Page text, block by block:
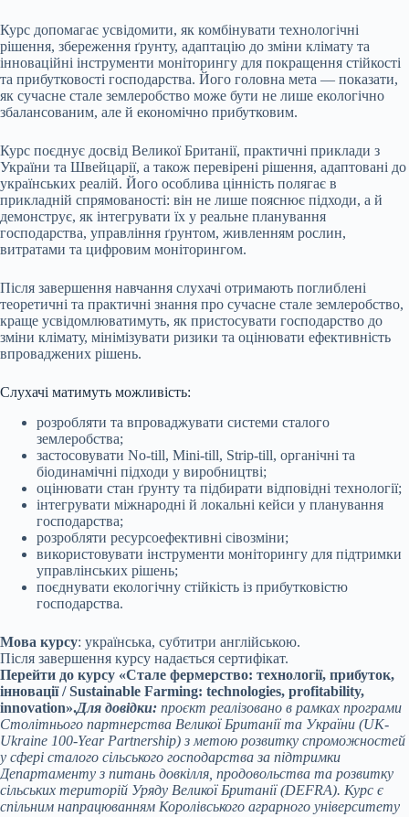
Курс допомагає усвідомити, як комбінувати технологічні
рішення, збереження ґрунту, адаптацію до зміни клімату та
інноваційні інструменти моніторингу для покращення стійкості
та прибутковості господарства. Його головна мета — показати,
як сучасне стале землеробство може бути не лише екологічно
збалансованим, але й економічно прибутковим.
Курс поєднує досвід Великої Британії, практичні приклади з
України та Швейцарії, а також перевірені рішення, адаптовані до
українських реалій. Його особлива цінність полягає в
прикладній спрямованості: він не лише пояснює підходи, а й
демонструє, як інтегрувати їх у реальне планування
господарства, управління ґрунтом, живленням рослин,
витратами та цифровим моніторингом.
Після завершення навчання слухачі отримають поглиблені
теоретичні та практичні знання про сучасне стале землеробство,
краще усвідомлюватимуть, як пристосувати господарство до
зміни клімату, мінімізувати ризики та оцінювати ефективність
впроваджених рішень.
Слухачі матимуть можливість:
розробляти та впроваджувати системи сталого
землеробства;
застосовувати No-till, Mini-till, Strip-till, органічні та
біодинамічні підходи у виробництві;
оцінювати стан ґрунту та підбирати відповідні технології;
інтегрувати міжнародні й локальні кейси у планування
господарства;
розробляти ресурсоефективні сівозміни;
використовувати інструменти моніторингу для підтримки
управлінських рішень;
поєднувати екологічну стійкість із прибутковістю
господарства.
Мова курсу: українська, субтитри англійською.
Після завершення курсу надається сертифікат.
Перейти до курсу «Стале фермерство: технології, прибуток,
інновації / Sustainable Farming: technologies, profitability,
innovation».Для довідки: проєкт реалізовано в рамках програми
Столітнього партнерства Великої Британії та України (UK-
Ukraine 100-Year Partnership) з метою розвитку спроможностей
у сфері сталого сільського господарства за підтримки
Департаменту з питань довкілля, продовольства та розвитку
сільських територій Уряду Великої Британії (DEFRA). Курс є
спільним напрацюванням Королівського аграрного університету